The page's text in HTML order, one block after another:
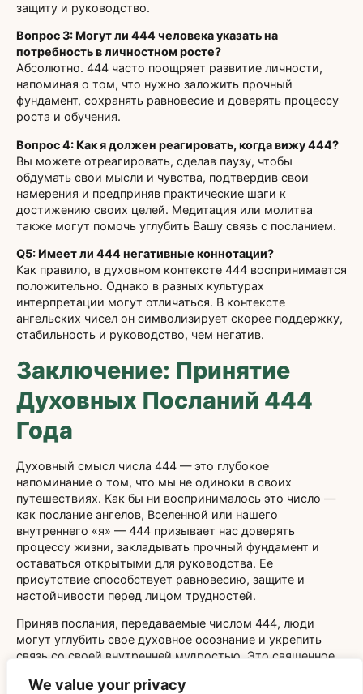
We value your privacy
защиту и руководство.
Вопрос 3: Могут ли 444 человека указать на
потребность в личностном росте?
Абсолютно. 444 часто поощряет развитие личности,
напоминая о том, что нужно заложить прочный
фундамент, сохранять равновесие и доверять процессу
роста и обучения.
Вопрос 4: Как я должен реагировать, когда вижу 444?
Вы можете отреагировать, сделав паузу, чтобы
обдумать свои мысли и чувства, подтвердив свои
намерения и предприняв практические шаги к
достижению своих целей. Медитация или молитва
также могут помочь углубить Вашу связь с посланием.
Q5: Имеет ли 444 негативные коннотации?
Как правило, в духовном контексте 444 воспринимается
положительно. Однако в разных культурах
интерпретации могут отличаться. В контексте
ангельских чисел он символизирует скорее поддержку,
стабильность и руководство, чем негатив.
Заключение: Принятие
Духовных Посланий 444
Года
Духовный смысл числа 444 — это глубокое
напоминание о том, что мы не одиноки в своих
путешествиях. Как бы ни воспринималось это число —
как послание ангелов, Вселенной или нашего
внутреннего «я» — 444 призывает нас доверять
процессу жизни, закладывать прочный фундамент и
оставаться открытыми для руководства. Ее
присутствие способствует равновесию, защите и
настойчивости перед лицом трудностей.
Приняв послания, передаваемые числом 444, люди
могут углубить свое духовное осознание и укрепить
связь со своей внутренней мудростью. Это священное
вдохновляя на осознанный образ жизни и